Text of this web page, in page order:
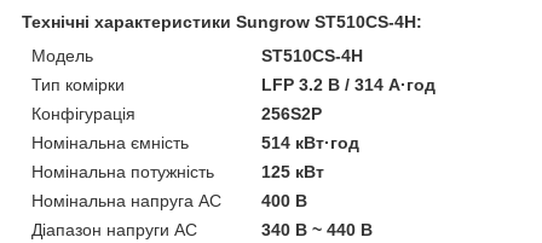
Технічні характеристики Sungrow ST510CS-4H:
Модель
ST510CS-4H
Тип комірки
LFP 3.2 В / 314 А·год
Конфігурація
256S2P
Номінальна ємність
514 кВт·год
Номінальна потужність
125 кВт
Номінальна напруга AC
400 В
Діапазон напруги AC
340 В ~ 440 В